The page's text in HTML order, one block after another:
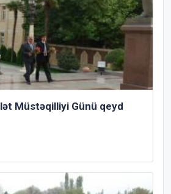
Müstəqilliyi Günü qeyd